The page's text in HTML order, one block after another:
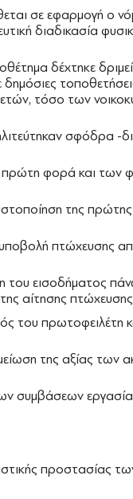
σε εφαρμογή ο
διαδικασία
δέχτηκε
δημόσιες
τόσο των
σφόδρα -
πρώτη φορά και
της πρώτης
πτώχευσης
εισοδήματος
αίτησης
του πρωτοφειλέτη
της αξίας των
συμβάσεων
προστασίας